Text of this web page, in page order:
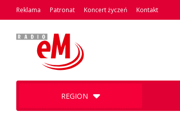
Reklama Patronat Koncert życzeń Kontakt
REGION